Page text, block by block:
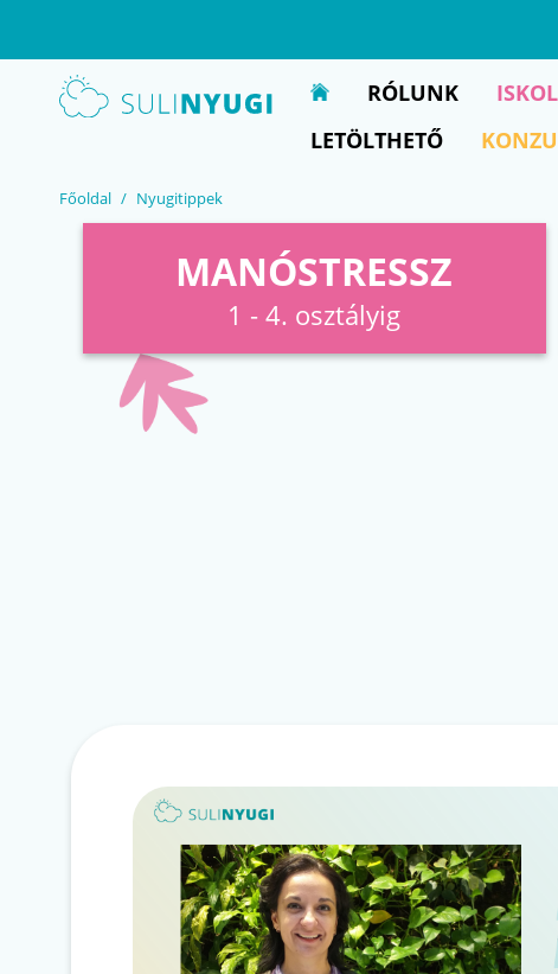
RÓLUNK
LETÖLTHETŐ
Főoldal Nyugitippek
MANÓSTRESSZ
1 - 4. osztályig